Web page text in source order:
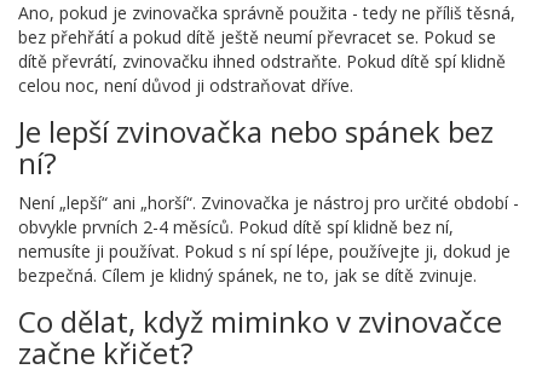
Ano, pokud je zvinovačka správně použita - tedy ne příliš těsná,
bez přehřátí a pokud dítě ještě neumí převracet se. Pokud se
dítě převrátí, zvinovačku ihned odstraňte. Pokud dítě spí klidně
celou noc, není důvod ji odstraňovat dříve.
Je lepší zvinovačka nebo spánek bez
ní?
Není „lepší“ ani „horší“. Zvinovačka je nástroj pro určité období -
obvykle prvních 2-4 měsíců. Pokud dítě spí klidně bez ní,
nemusíte ji používat. Pokud s ní spí lépe, používejte ji, dokud je
bezpečná. Cílem je klidný spánek, ne to, jak se dítě zvinuje.
Co dělat, když miminko v zvinovačce
začne křičet?